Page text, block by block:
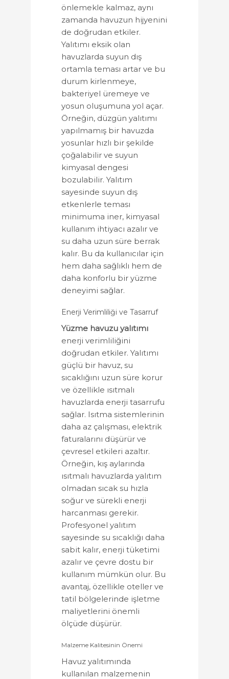
önlemekle kalmaz, aynı
zamanda havuzun hijyenini
de doğrudan etkiler.
Yalıtımı eksik olan
havuzlarda suyun dış
ortamla teması artar ve bu
durum kirlenmeye,
bakteriyel üremeye ve
yosun oluşumuna yol açar.
Örneğin, düzgün yalıtımı
yapılmamış bir havuzda
yosunlar hızlı bir şekilde
çoğalabilir ve suyun
kimyasal dengesi
bozulabilir. Yalıtım
sayesinde suyun dış
etkenlerle teması
minimuma iner, kimyasal
kullanım ihtiyacı azalır ve
su daha uzun süre berrak
kalır. Bu da kullanıcılar için
hem daha sağlıklı hem de
daha konforlu bir yüzme
deneyimi sağlar.
Enerji Verimliliği ve Tasarruf
Yüzme havuzu yalıtımı
enerji verimliliğini
doğrudan etkiler. Yalıtımı
güçlü bir havuz, su
sıcaklığını uzun süre korur
ve özellikle ısıtmalı
havuzlarda enerji tasarrufu
sağlar. Isıtma sistemlerinin
daha az çalışması, elektrik
faturalarını düşürür ve
çevresel etkileri azaltır.
Örneğin, kış aylarında
ısıtmalı havuzlarda yalıtım
olmadan sıcak su hızla
soğur ve sürekli enerji
harcanması gerekir.
Profesyonel yalıtım
sayesinde su sıcaklığı daha
sabit kalır, enerji tüketimi
azalır ve çevre dostu bir
kullanım mümkün olur. Bu
avantaj, özellikle oteller ve
tatil bölgelerinde işletme
maliyetlerini önemli
ölçüde düşürür.
Malzeme Kalitesinin Önemi
Havuz yalıtımında
kullanılan malzemenin